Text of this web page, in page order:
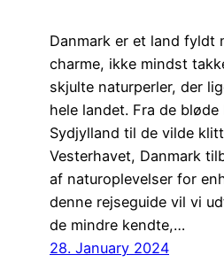
Danmark er et land fyldt
charme, ikke mindst
skjulte naturperler, der
hele landet. Fra de bløde
Sydjylland til de vilde
Vesterhavet, Danmark
af naturoplevelser for
denne rejseguide vil vi
de mindre kendte,…
28. January 2024